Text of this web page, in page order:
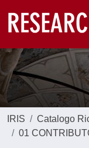
IRIS
Catalogo
01